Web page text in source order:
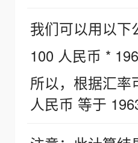
我们可以用以下
100 人民币 *
所以，根据汇率
人民币 等于